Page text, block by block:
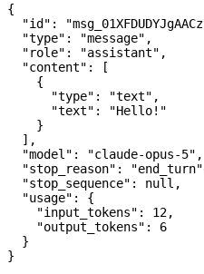
{
  "id"
:
  "type"
: "message" ,
  "role"
: "assistant" ,
  "content"
: [
    {
      "type"
: "text" ,
      "text"
:
"Hello!"
    }
  ],
  "model"
: "claude-opus-5" ,
  "stop_reason"
: "end_turn"
  "stop_sequence"
: null ,
  "usage"
: {
    "input_tokens"
: 12,
    "output_tokens"
: 6
  }
}